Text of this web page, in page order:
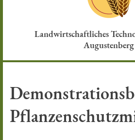
Landwirtschaftliches
Augustenberg